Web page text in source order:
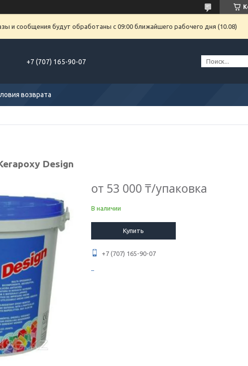
и сообщения будут обработаны с 09:00 ближайшего рабочего дня (10.08)
+7 (707) 165-90-07
возврата
Design
от 53 000 ₸/упаковка
В наличии
Купить
+7 (707) 165-90-07